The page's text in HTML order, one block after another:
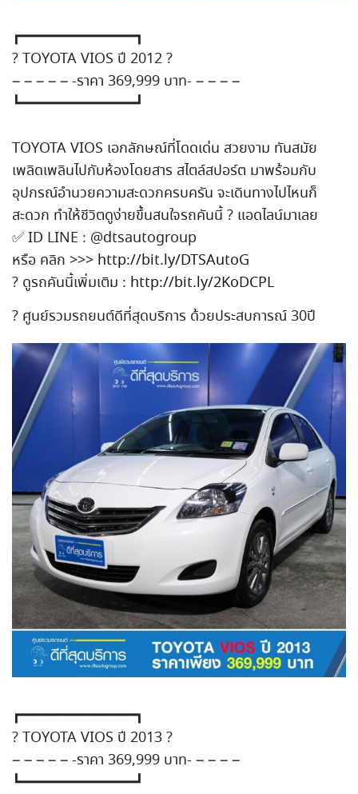
┏━━━━━━━━━━━━━┓
?TOYOTA VIOS ปี 2012?
– – – – – -ราคา 369,999 บาท- – – – –
┗━━━━━━━━━━━━━┛
TOYOTA VIOS เอกลักษณ์ที่โดดเด่น สวยงาม ทันสมัย
เพลิดเพลินไปกับห้องโดยสาร สไตล์สปอร์ต มาพร้อมกับ
อุปกรณ์อำนวยความสะดวกครบครัน จะเดินทางไปไหนก็
สะดวก ทำให้ชีวิตดูง่ายขึ้นสนใจรถคันนี้ ? แอดไลน์มาเลย
✅ID LINE : @dtsautogroup
หรือ คลิก >>> http://bit.ly/DTSAutoG
? ดูรถคันนี้เพิ่มเติม : http://bit.ly/2KoDCPL
? ศูนย์รวมรถยนต์ดีที่สุดบริการ ด้วยประสบการณ์ 30ปี
┏━━━━━━━━━━━━━┓
?TOYOTA VIOS ปี 2013?
– – – – – -ราคา 369,999 บาท- – – – –
┗━━━━━━━━━━━━━┛